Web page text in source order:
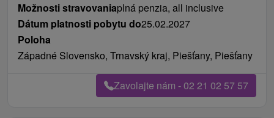
Možnosti stravovaniaplná penzia, all inclusive
Dátum platnosti pobytu do25.02.2027
Poloha
Západné Slovensko, Trnavský kraj, Piešťany, Piešťany
Zavolajte nám - 02 21 02 57 57